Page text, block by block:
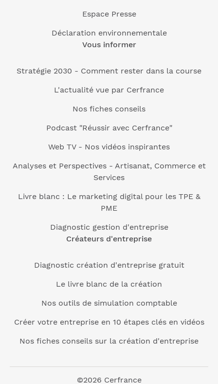
Espace Presse
Déclaration environnementale
Vous informer
Stratégie 2030 - Comment rester dans la course
L'actualité vue par Cerfrance
Nos fiches conseils
Podcast "Réussir avec Cerfrance"
Web TV - Nos vidéos inspirantes
Analyses et Perspectives - Artisanat, Commerce et
Services
Livre blanc : Le marketing digital pour les TPE &
PME
Diagnostic gestion d'entreprise
Créateurs d'entreprise
Diagnostic création d'entreprise gratuit
Le livre blanc de la création
Nos outils de simulation comptable
Créer votre entreprise en 10 étapes clés en vidéos
Nos fiches conseils sur la création d'entreprise
©2026 Cerfrance